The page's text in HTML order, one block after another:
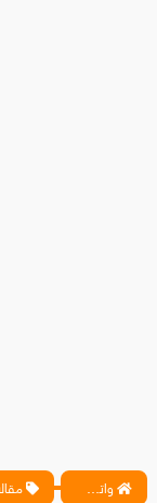
واتس آب ، فيسبوك ، أنترنت ، شروحات تقنية حصرية - المحترف